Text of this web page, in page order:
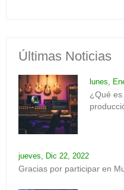
Últimas Noticias
lunes,
¿Qué
jueves, Dic 22, 2022
Gracias por participar en